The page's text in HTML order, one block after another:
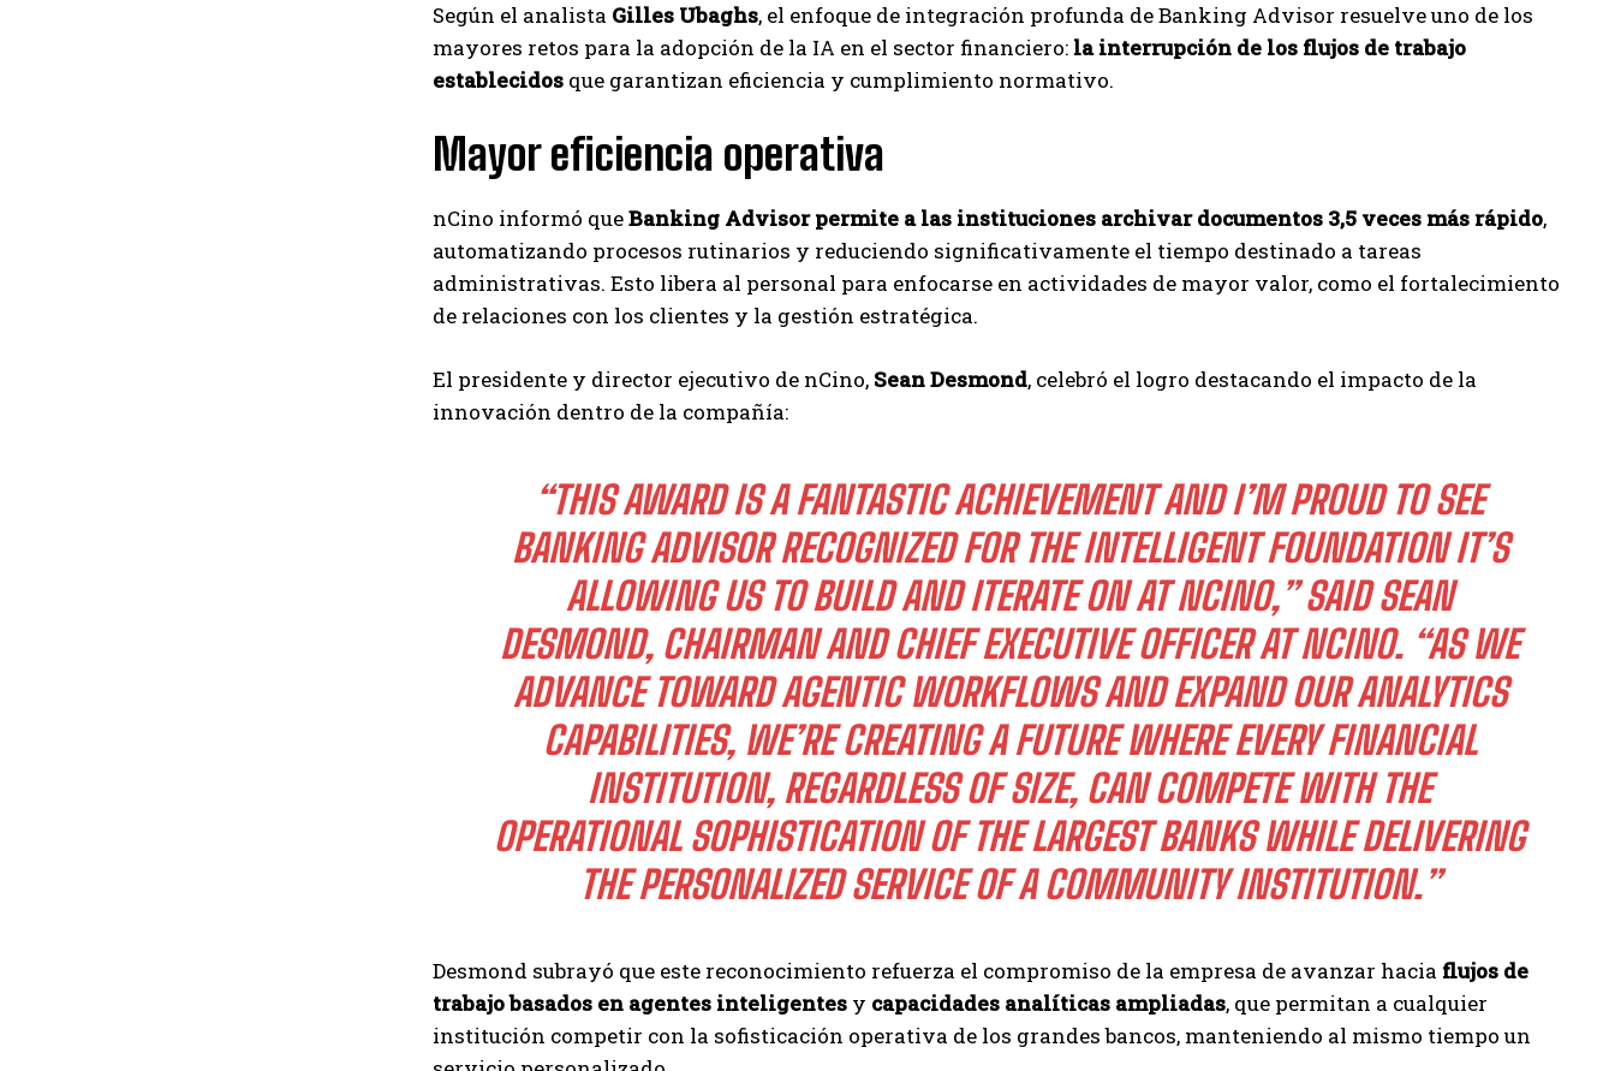
Según el analista Gilles Ubaghs, el enfoque de integración profunda de Banking Advisor resuelve uno de los
mayores retos para la adopción de la IA en el sector financiero: la interrupción de los flujos de trabajo
establecidos que garantizan eficiencia y cumplimiento normativo.
Mayor eficiencia operativa
nCino informó queBanking Advisor permite a las instituciones archivar documentos 3,5 veces más rápido,
automatizando procesos rutinarios y reduciendo significativamente el tiempo destinado a tareas
administrativas. Esto libera al personal para enfocarse en actividades de mayor valor, como el fortalecimiento
de relaciones con los clientes y la gestión estratégica.
El presidente y director ejecutivo de nCino, Sean Desmond, celebró el logro destacando el impacto de la
innovación dentro de la compañía:
“THIS AWARD IS A FANTASTIC ACHIEVEMENT AND I’M PROUD TO SEE
BANKING ADVISOR RECOGNIZED FOR THE INTELLIGENT FOUNDATION IT’S
ALLOWING US TO BUILD AND ITERATE ON AT NCINO,” SAID SEAN
DESMOND, CHAIRMAN AND CHIEF EXECUTIVE OFFICER AT NCINO. “AS WE
ADVANCE TOWARD AGENTIC WORKFLOWS AND EXPAND OUR ANALYTICS
CAPABILITIES, WE’RE CREATING A FUTURE WHERE EVERY FINANCIAL
INSTITUTION, REGARDLESS OF SIZE, CAN COMPETE WITH THE
OPERATIONAL SOPHISTICATION OF THE LARGEST BANKS WHILE DELIVERING
THE PERSONALIZED SERVICE OF A COMMUNITY INSTITUTION.”
Desmond subrayó que este reconocimiento refuerza el compromiso de la empresa de avanzar hacia flujos de
trabajo basados en agentes inteligentes y capacidades analíticas ampliadas, que permitan a cualquier
institución competir con la sofisticación operativa de los grandes bancos, manteniendo al mismo tiempo un